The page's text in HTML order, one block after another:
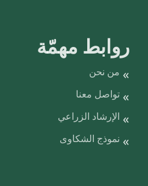
روابط مهمّة
من نحن
تواصل معنا
الإرشاد الزراعي
نموذج الشكاوى